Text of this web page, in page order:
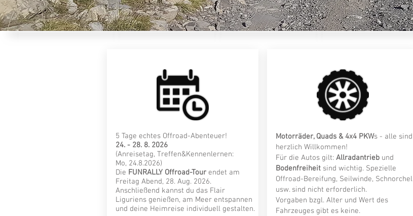
© 2019 All rights reserved
5 Tage echtes Offroad-Abenteuer!
24. - 28. 8. 2026
(Anreisetag, Treffen&Kennenlernen:
Mo, 24.8.2026)
Die FUNRALLY Offroad-Tourendet am
Freitag Abend, 28. Aug. 2026.
Anschließend kannst du das Flair
Liguriens genießen, am Meer entspannen
und deine Heimreise individuell gestalten.
Motorräder, Quads & 4x4 PKWs - alle sind
herzlich Willkommen!
Für die Autos gilt: Allradantriebund
Bodenfreiheitsind wichtig. Spezielle
Offroad-Bereifung, Seilwinde, Schnorchel
usw. sind nicht erforderlich.
Vorgaben bzgl. Alter und Wert des
Fahrzeuges gibt es keine.